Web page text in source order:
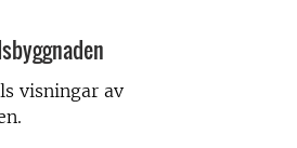
visningar av